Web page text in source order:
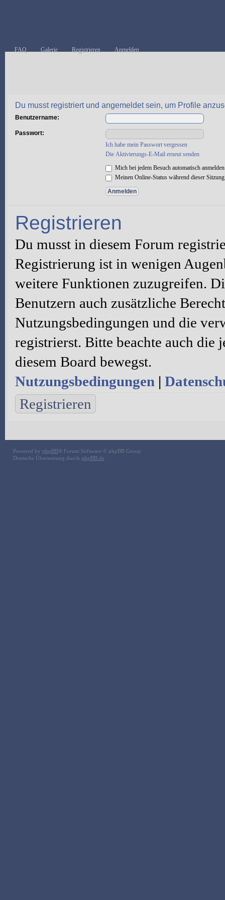
FAQ Galerie Registrieren Anmelden
Du musst registriert und angemeldet sein, um Profile
Benutzername:
Passwort:
Ich habe mein Passwort vergessen
Die Aktivierungs-E-Mail erneut senden
Mich bei jedem Besuch automatisch anmelden
Meinen Online-Status während dieser
Registrieren
Du musst in diesem Forum
Registrierung ist in wenigen
weitere Funktionen zuzugreifen.
Benutzern auch zusätzliche
Nutzungsbedingungen und die
registrierst. Bitte beachte auch
diesem Board bewegst.
Nutzungsbedingungen |
Registrieren
Powered by phpBB® Forum Software © phpBB Group
Deutsche Übersetzung durch phpBB.de